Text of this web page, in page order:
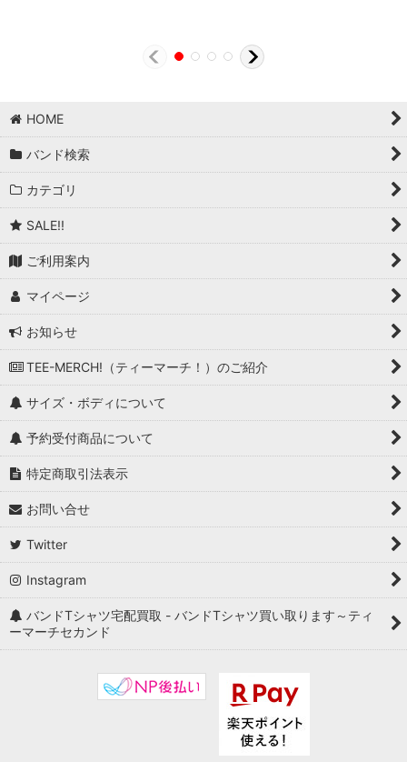
HOME
バンド検索
カテゴリ
SALE!!
ご利用案内
マイページ
お知らせ
TEE-MERCH!（ティーマーチ！）のご紹介
サイズ・ボディについて
予約受付商品について
特定商取引法表示
お問い合せ
Twitter
Instagram
バンドTシャツ宅配買取 - バンドTシャツ買い取ります～ティ
ーマーチセカンド